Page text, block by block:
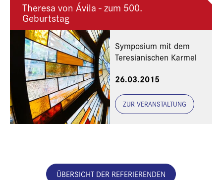
Theresa von Ávila - zum 500.
Geburtstag
Symposium mit dem
Teresianischen Karmel
26.03.2015
ZUR VERANSTALTUNG
ÜBERSICHT DER REFERIERENDEN